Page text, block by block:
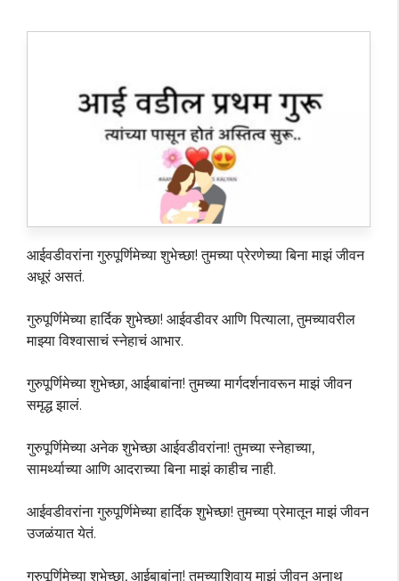
आईवडीवरांना गुरुपूर्णिमेच्या शुभेच्छा! तुमच्या प्रेरणेच्या बिना माझं जीवन
अधूरं असतं.
गुरुपूर्णिमेच्या हार्दिक शुभेच्छा! आईवडीवर आणि पित्याला, तुमच्यावरील
माझ्या विश्वासाचं स्नेहाचं आभार.
गुरुपूर्णिमेच्या शुभेच्छा, आईबाबांना! तुमच्या मार्गदर्शनावरून माझं जीवन
समृद्ध झालं.
गुरुपूर्णिमेच्या अनेक शुभेच्छा आईवडीवरांना! तुमच्या स्नेहाच्या,
सामर्थ्याच्या आणि आदराच्या बिना माझं काहीच नाही.
आईवडीवरांना गुरुपूर्णिमेच्या हार्दिक शुभेच्छा! तुमच्या प्रेमातून माझं जीवन
उजळंयात येतं.
गुरुपूर्णिमेच्या शुभेच्छा, आईबाबांना! तुमच्याशिवाय माझं जीवन अनाथ